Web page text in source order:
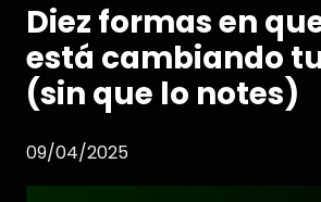
Diez formas en
está cambiando
(sin que lo notes)
09/04/2025